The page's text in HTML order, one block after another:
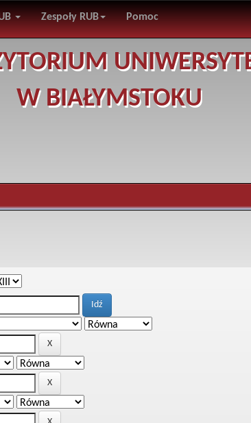
Zespoły RUB Pomoc
W BIAŁYMSTOKU